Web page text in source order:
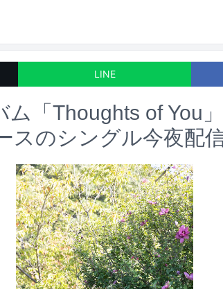
LINE
「Thoughts of You
スのシングル今夜配